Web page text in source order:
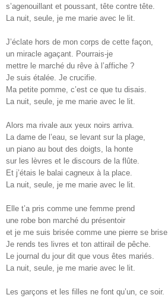
s’agenouillant et poussant, tête contre tête.
La nuit, seule, je me marie avec le lit.
J’éclate hors de mon corps de cette façon,
un miracle agaçant. Pourrais-je
mettre le marché du rêve à l’affiche ?
Je suis étalée. Je crucifie.
Ma petite pomme, c’est ce que tu disais.
La nuit, seule, je me marie avec le lit.
Alors ma rivale aux yeux noirs arriva.
La dame de l’eau, se levant sur la plage,
un piano au bout des doigts, la honte
sur les lèvres et le discours de la flûte.
Et j’étais le balai cagneux à la place.
La nuit, seule, je me marie avec le lit.
Elle t’a pris comme une femme prend
une robe bon marché du présentoir
et je me suis brisée comme une pierre se brise.
Je rends tes livres et ton attirail de pêche.
Le journal du jour dit que vous êtes mariés.
La nuit, seule, je me marie avec le lit.
Les garçons et les filles ne font qu’un, ce soir.